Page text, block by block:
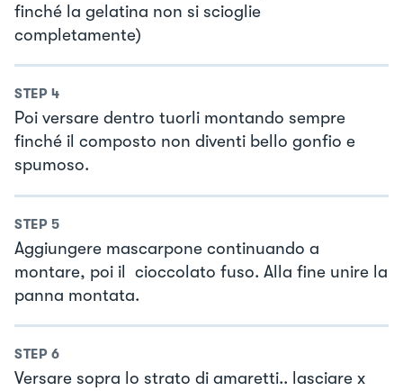
finché la gelatina non si scioglie
completamente)
STEP 4
Poi versare dentro tuorli montando sempre
finché il composto non diventi bello gonfio e
spumoso.
STEP 5
Aggiungere mascarpone continuando a
montare, poi il cioccolato fuso. Alla fine unire la
panna montata.
STEP 6
Versare sopra lo strato di amaretti.. lasciare x